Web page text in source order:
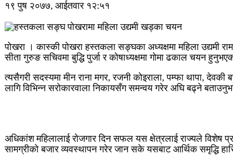
१९ पुष २०७७, आईतवार १२:५१
पोखरा । कास्की पोखरा हस्तकला सङ्घका अध्यक्षमा महिला
सीता गुरुङ सचिवमा बुद्धि पुर्जा र कोषाध्यक्षमा गोमा ढकाल चयन
त्यसैगरी सदस्यमा मीन राना मगर, रजनी कोइराला, पम्फा थापा,
लागि विभिन्न सरोकारवाला निकायसँग समन्वय गरेर अघि बढ्ने
अधिकांश महिलालाई रोजगार दिन सफल यस क्षेत्रलाई राज्यले विशेष
सामग्रीको बजार व्यवस्थापन गरेर जान सके यसबाट आर्थिक समृद्धि